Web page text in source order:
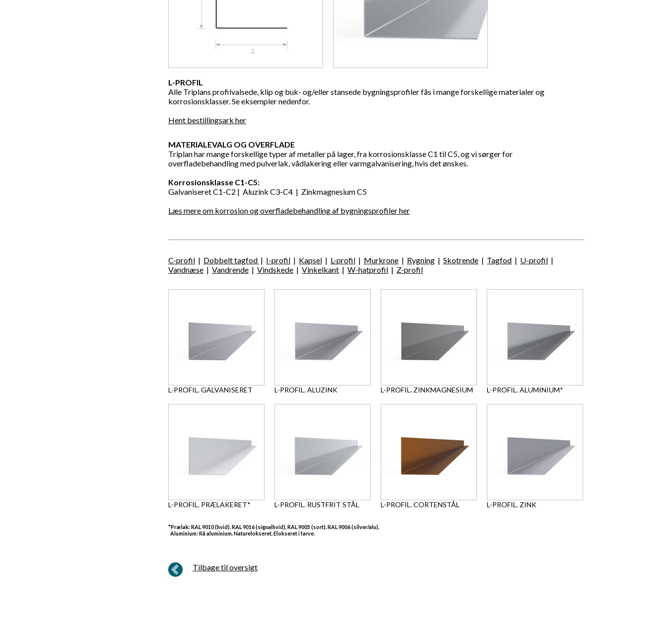
L-PROFIL
Alle Triplans profilvalsede, klip og buk- og/eller stansede bygningsprofiler fås i mange forskellige materialer og
korrosionsklasser. Se eksempler nedenfor.
Hent bestillingsark her
MATERIALEVALG OG OVERFLADE
Triplan har mange forskellige typer af metaller på lager, fra korrosionsklasse C1 til C5, og vi sørger for
overfladebehandling med pulverlak, vådlakering eller varmgalvanisering, hvis det ønskes.
Korrosionsklasse C1-C5:
Galvaniseret C1-C2 | Aluzink C3-C4 | Zinkmagnesium C5
Læs mere om korrosion og overfladebehandling af bygningsprofilerher
C-profil | Dobbelt tagfod | I-profil | Kapsel | L-profil | Murkrone | Rygning | Skotrende | Tagfod | U-profil |
Vandnæse | Vandrende | Vindskede | Vinkelkant | W-hatprofil | Z-profil
L-PROFIL. GALVANISERET L-PROFIL. ALUZINK L-PROFIL. ZINKMAGNESIUM L-PROFIL. ALUMINIUM*
L-PROFIL. PRÆLAKERET* L-PROFIL. RUSTFRIT STÅL L-PROFIL. CORTENSTÅL L-PROFIL. ZINK
*Prælak: RAL 9010 (hvid). RAL 9016 (signalhvid). RAL 9005 (sort). RAL 9006 (silver/alu).
Aluminium: Rå aluminium. Naturelokseret. Elokseret i farve.
Tilbage til oversigt